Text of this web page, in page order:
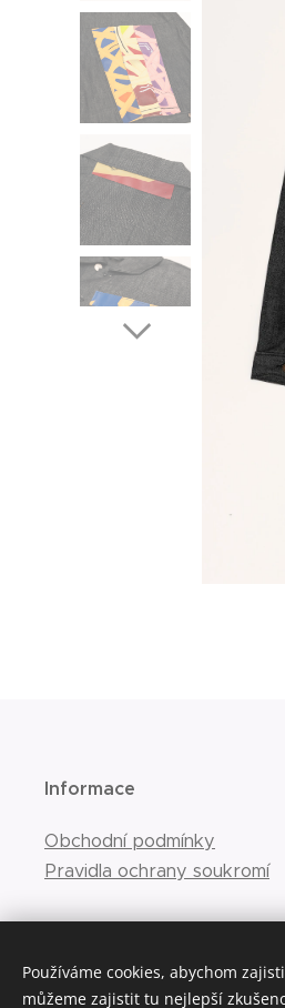
Informace
Obchodní podmínky
Pravidla ochrany soukromí
Používáme cookies, abychom
můžeme zajistit tu nejlepší